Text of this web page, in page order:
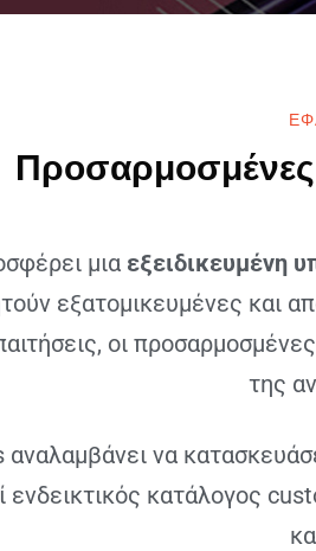
μια εξειδικευμένη
εξατομικευμένες και
οι
της
να
κατάλογος